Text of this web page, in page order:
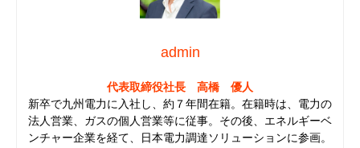
admin
代表取締役社長 高橋 優人
新卒で九州電力に入社し、約７年間在籍。在籍時は、電力の
法人営業、ガスの個人営業等に従事。その後、エネルギーベ
ンチャー企業を経て、日本電力調達ソリューションに参画。